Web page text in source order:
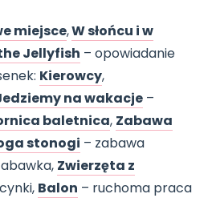
miejsce,W słońcu i w
Jellyfish – opowiadanie
Kierowcy,
na wakacje –
baletnica, Zabawa
stonogi – zabawa
Zwierzęta z
Balon – ruchoma praca